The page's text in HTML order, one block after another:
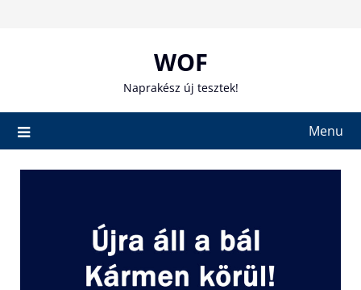
WOF
Naprakész új tesztek!
Menu